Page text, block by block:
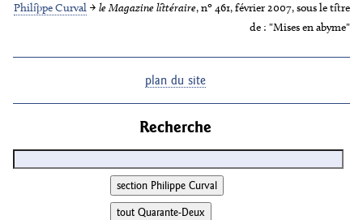
Philippe Curval → le Magazine littéraire, nº 461, février 2007, sous le titre
de : "Mises en abyme"
plan du site
Recherche